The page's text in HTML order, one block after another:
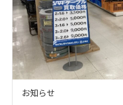
お知らせ